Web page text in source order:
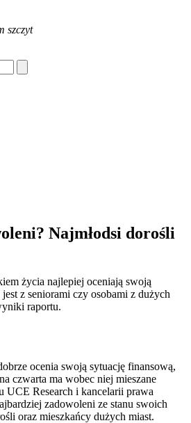
szczyt
Najmłodsi dorośli
życia najlepiej oceniają swoją
z seniorami czy osobami z dużych
raportu.
ocenia swoją sytuację finansową,
czwarta ma wobec niej mieszane
UCE Research i kancelarii prawa
zadowoleni ze stanu swoich
oraz mieszkańcy dużych miast.